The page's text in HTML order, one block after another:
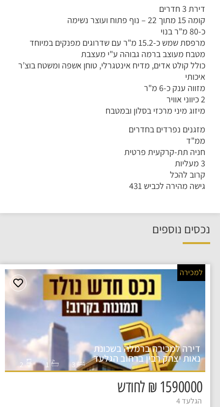
דירת 3 חדרים
קומה 15 מתוך 22 – נוף פתוח ועוצר נשימה
כ-80 מ"ר בנוי
מרפסת שמש כ-15.2 מ"ר עם שדרוגים מפנקים במיוחד
מטבח מעוצב ברמה גבוהה ע"י מעצבת
כולל קולט אדים, מדיח אינטגרלי, טוחן אשפה ומשטח בוצ’ר
איכותי
מזווה ענק כ-6 מ"ר
מיזוג מיני מרכזי בסלון ובמטבח
מזגנים נפרדים בחדרים
ממ"ד
חניה תת-קרקעית פרטית
קרוב להכל
גישה מהירה לכביש 431
נכסים נוספים
דירה למכירה ברמלה בשכונת
נאות יצחק רבין ברחוב הגלעד 3
1
2
1590000 ₪ לחודש
הגלעד 4
למכירה